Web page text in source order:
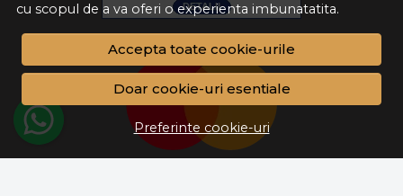
cu scopul de a va oferi o experienta imbunatatita.
Accepta toate cookie-urile
Doar cookie-uri esentiale
Preferinte cookie-uri